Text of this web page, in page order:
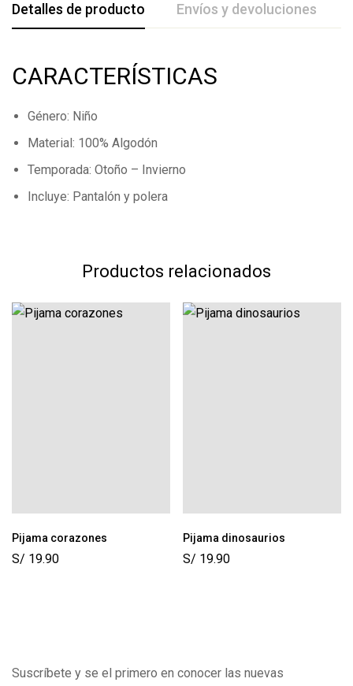
Detalles de producto Envíos y devoluciones
CARACTERÍSTICAS
Género: Niño
Material: 100% Algodón
Temporada: Otoño – Invierno
Incluye: Pantalón y polera
De La Calificación Y Revisión De
Escribe una reseña
Todavía no hay comentarios.
Productos relacionados
Pijama corazones
S/ 19.90
Pijama dinosaurios
S/ 19.90
Suscríbete y se el primero en conocer las nuevas